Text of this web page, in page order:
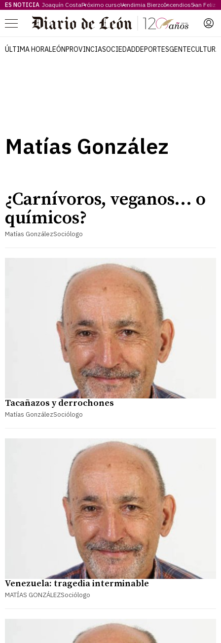
ES NOTICIA Joaquín CostaPróximo cursoVendimia BierzoIncendiosSan Feliz
Menú
ÚLTIMA HORALEÓNPROVINCIASOCIEDADDEPORTESGENTECULTURA
Matías González
¿Carnívoros, veganos... o
químicos?
Matías GonzálezSociólogo
Tacañazos y derrochones
Matías GonzálezSociólogo
Venezuela: tragedia interminable
MATÍAS GONZÁLEZSociólogo